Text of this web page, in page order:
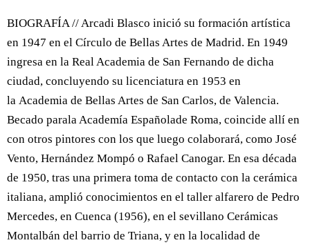
BIOGRAFÍA // Arcadi Blasco inició su formación artística
en 1947 en el Círculo de Bellas Artes de Madrid. En 1949
ingresa en la Real Academia de San Fernando de dicha
ciudad, concluyendo su licenciatura en 1953 en
la Academia de Bellas Artes de San Carlos, de Valencia.
Becado parala Academía Españolade Roma, coincide allí en
con otros pintores con los que luego colaborará, como José
Vento, Hernández Mompó o Rafael Canogar. En esa década
de 1950, tras una primera toma de contacto con la cerámica
italiana, amplió conocimientos en el taller alfarero de Pedro
Mercedes, en Cuenca (1956), en el sevillano Cerámicas
Montalbán del barrio de Triana, y en la localidad de